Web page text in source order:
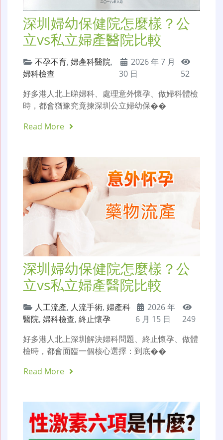
深圳婦幼保健院怎麼樣？公
立vs私立婦產醫院比較
不孕不育, 婦產科醫院,
婦科檢查
2026 年 7 月
30 日
52
好多港人北上睇婦科、處理意外懷孕、做婦科體檢
時，都會猶豫究竟揀深圳公立婦幼保��
Read More
深圳婦幼保健院怎麼樣？公
立vs私立婦產醫院比較
人工流產, 人流手術, 婦產科
醫院, 婦科檢查, 終止懷孕
2026 年
6 月 15 日
249
好多港人北上深圳解決婦科問題、終止懷孕、做體
檢時，都會面臨一個核心選擇：到底��
Read More